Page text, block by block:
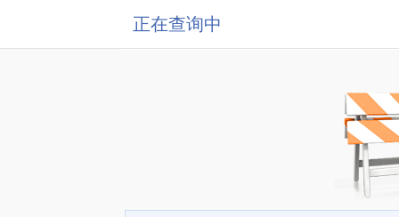
正在查询中